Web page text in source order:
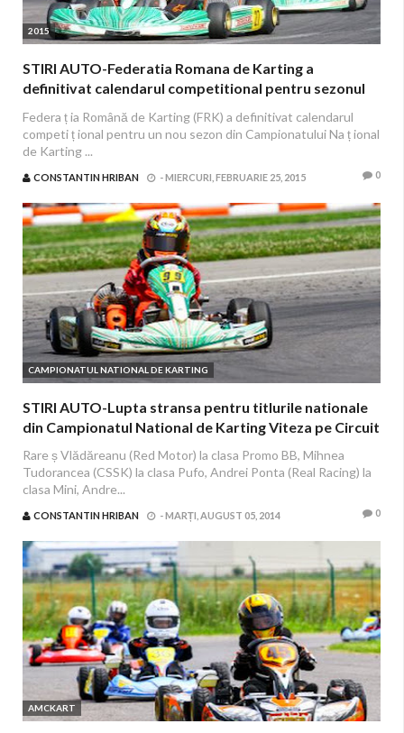
2015
STIRI AUTO-Federatia Romana de Karting a
definitivat calendarul competitional pentru sezonul
Federa ț ia Română de Karting (FRK) a definitivat calendarul
competi ț ional pentru un nou sezon din Campionatului Na ț ional
de Karting ...
CONSTANTIN HRIBAN -MIERCURI, FEBRUARIE 25, 2015 0
CAMPIONATUL NATIONAL DE KARTING
STIRI AUTO-Lupta stransa pentru titlurile nationale
din Campionatul National de Karting Viteza pe Circuit
Rare ș Vlădăreanu (Red Motor) la clasa Promo BB, Mihnea
Tudorancea (CSSK) la clasa Pufo, Andrei Ponta (Real Racing) la
clasa Mini, Andre...
CONSTANTIN HRIBAN -MARȚI, AUGUST 05, 2014 0
AMCKART